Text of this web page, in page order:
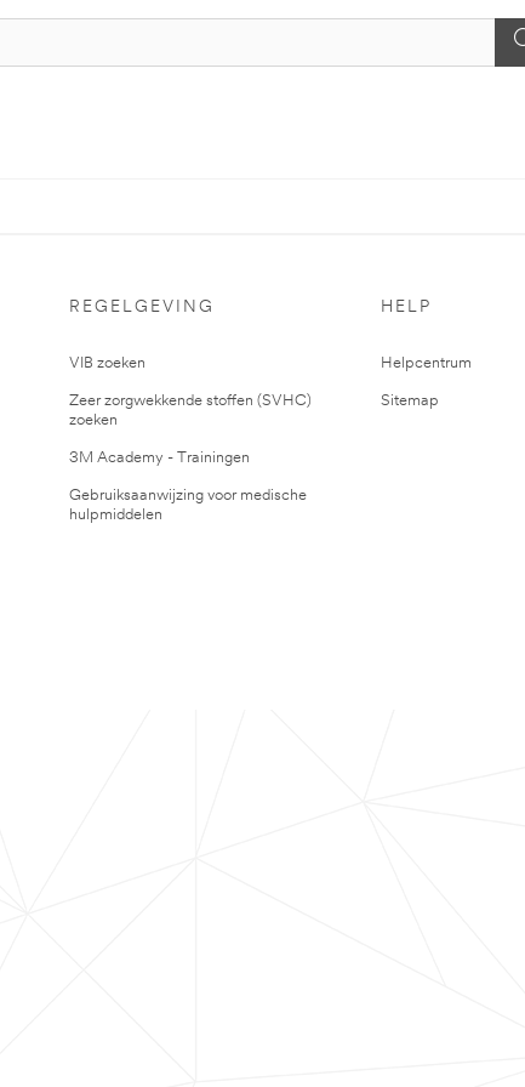
REGELGEVING
VIB zoeken
Zeer zorgwekkende stoffen (SVHC)
zoeken
3M Academy - Trainingen
Gebruiksaanwijzing voor medische
hulpmiddelen
HELP
Helpcentrum
Sitemap